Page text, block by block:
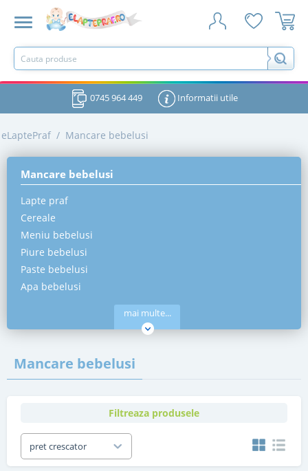
0745 964 449 Informatii utile
eLaptePraf / Mancare bebelusi
Mancare bebelusi
Lapte praf
Cereale
Meniu bebelusi
Piure bebelusi
Paste bebelusi
Apa bebelusi
mai multe...
Mancare bebelusi
Filtreaza produsele
pret crescator